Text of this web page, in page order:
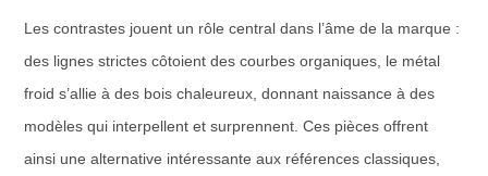
Les contrastes jouent un rôle central dans l’âme de la marque :
des lignes strictes côtoient des courbes organiques, le métal
froid s’allie à des bois chaleureux, donnant naissance à des
modèles qui interpellent et surprennent. Ces pièces offrent
ainsi une alternative intéressante aux références classiques,